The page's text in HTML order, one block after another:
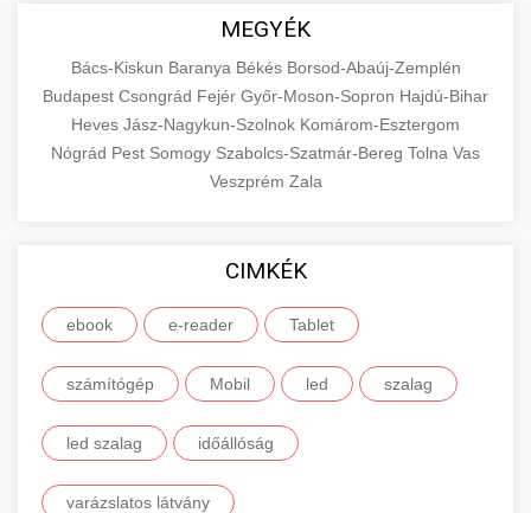
MEGYÉK
Bács-Kiskun Baranya Békés Borsod-Abaúj-Zemplén
Budapest Csongrád Fejér Győr-Moson-Sopron Hajdú-Bihar
Heves Jász-Nagykun-Szolnok Komárom-Esztergom
Nógrád Pest Somogy Szabolcs-Szatmár-Bereg Tolna Vas
Veszprém Zala
CIMKÉK
ebook e-reader Tablet
számítógép Mobil led szalag
led szalag időállóság
varázslatos látvány